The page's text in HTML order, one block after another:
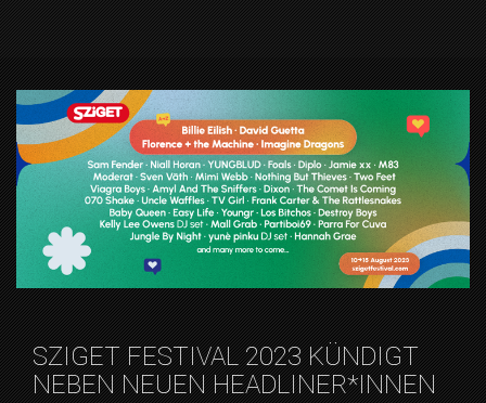
SZIGET FESTIVAL 2023 KÜNDIGT
NEBEN NEUEN HEADLINER*INNEN